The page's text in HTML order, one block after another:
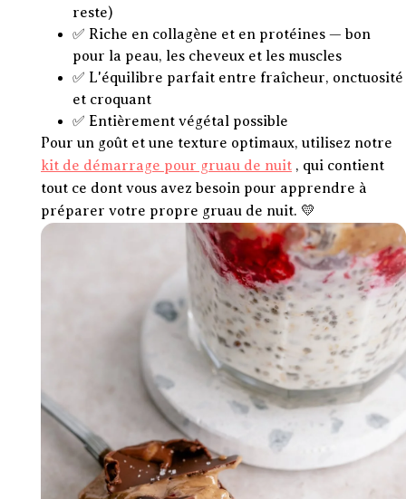
reste)
✅ Riche en collagène et en protéines — bon
pour la peau, les cheveux et les muscles
✅ L'équilibre parfait entre fraîcheur, onctuosité
et croquant
✅ Entièrement végétal possible
Pour un goût et une texture optimaux, utilisez notre
kit de démarrage pour gruau de nuit , qui contient
tout ce dont vous avez besoin pour apprendre à
préparer votre propre gruau de nuit. 💛